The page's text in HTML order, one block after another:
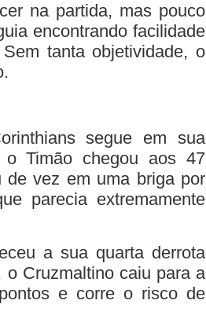
na partida, mas pouco
encontrando facilidade
tanta objetividade, o
segue em sua
o Timão chegou aos 47
de vez em uma briga por
parecia extremamente
a sua quarta derrota
Cruzmaltino caiu para a
e corre o risco de